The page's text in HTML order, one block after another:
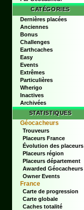
CATÉGORIES
Dernières placées
Anciennes
Bonus
Challenges
Earthcaches
Easy
Events
Extrêmes
Particulières
Wherigo
Inactives
Archivées
STATISTIQUES
Géocacheurs
Trouveurs
Placeurs France
Évolution des placeurs
Placeurs région
Placeurs département
Awarded Géocacheurs
Owner Events
France
Carte de progression
Carte globale
Caches totalité